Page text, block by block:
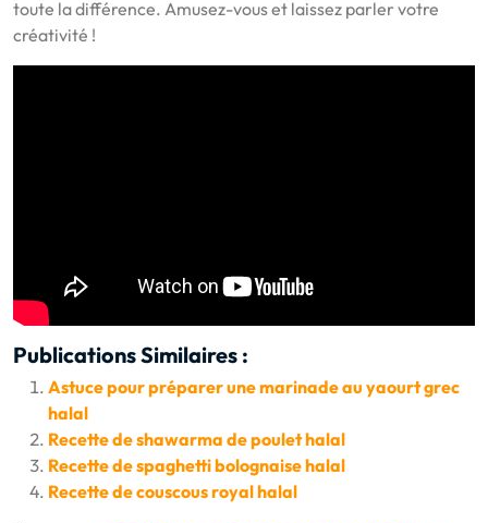
toute la différence. Amusez-vous et laissez parler votre
créativité !
Publications Similaires :
Astuce pour préparer une marinade au yaourt grec
halal
Recette de shawarma de poulet halal
Recette de spaghetti bolognaise halal
Recette de couscous royal halal